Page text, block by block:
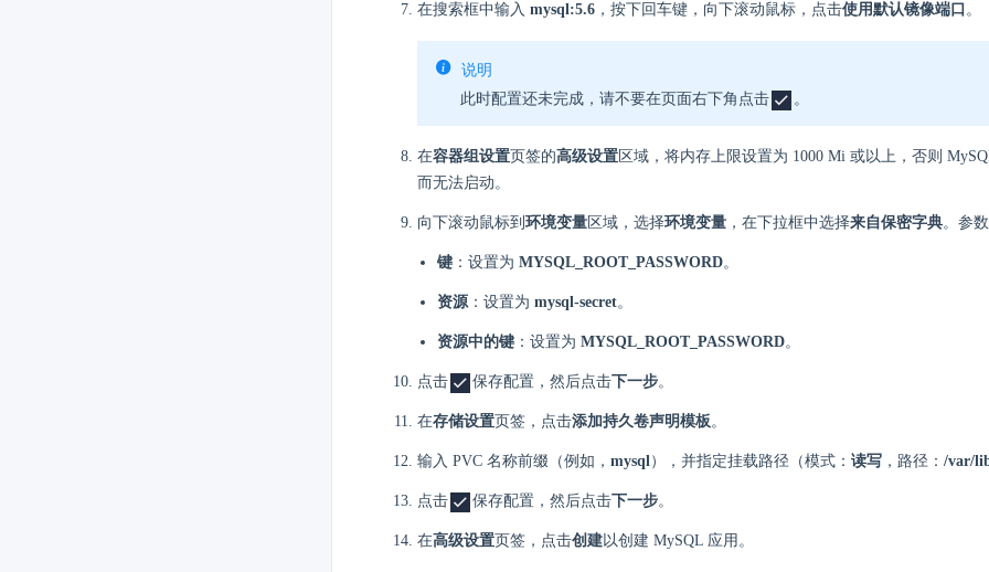
在搜索框中输入 mysql:5.6 ，按下回车键，向下滚动鼠标，点击使用默认镜像端口 。
说明
此时配置还未完成，请不要在页面右下角点击 。
在容器组设置页签的高级设置 区域，将内存上限设置为 1000 Mi 或以上，否则
而无法启动。
向下滚动鼠标到 环境变量 区域，选择环境变量 ，在下拉框中选择来自保密字典。参
键 ：设置为 MYSQL_ROOT_PASSWORD。
资源：设置为 mysql-secret。
资源中的键 ：设置为 MYSQL_ROOT_PASSWORD。
点击 保存配置，然后点击下一步。
在存储设置页签，点击添加持久卷声明模板。
输入 PVC 名称前缀（例如， mysql），并指定挂载路径（模式： 读写 ，路径： /var/
点击 保存配置，然后点击下一步。
在高级设置页签，点击创建以创建 MySQL 应用。